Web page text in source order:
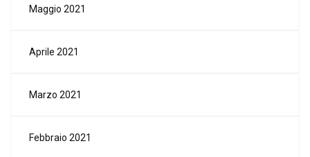
Maggio 2021
Aprile 2021
Marzo 2021
Febbraio 2021